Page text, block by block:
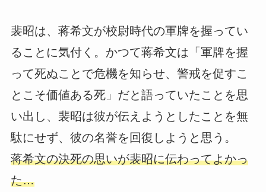
裴昭は、蒋希文が校尉時代の軍牌を握ってい
ることに気付く。かつて蒋希文は「軍牌を握
って死ぬことで危機を知らせ、警戒を促すこ
とこそ価値ある死」だと語っていたことを思
い出し、裴昭は彼が伝えようとしたことを無
駄にせず、彼の名誉を回復しようと思う。
蒋希文の決死の思いが裴昭に伝わってよかっ
た…